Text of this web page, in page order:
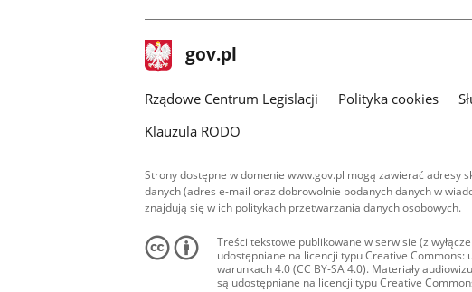
stopka
gov.pl Strona
gov.pl
Rządowe Centrum Legislacji Polityka cookies
Klauzula RODO
Strony dostępne w domenie www.gov.pl mogą zawierać adresy
danych (adres e-mail oraz dobrowolnie podanych danych w
znajdują się w ich politykach przetwarzania danych osobowych.
Treści tekstowe publikowane w serwisie (z
udostępniane na licencji typu Creative Commons:
warunkach 4.0 (CC BY-SA 4.0). Materiały
są udostępniane na licencji typu Creative